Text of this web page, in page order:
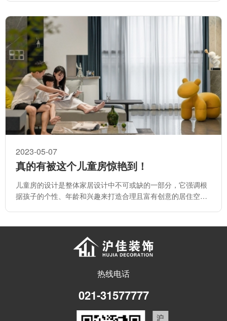
2023-05-07
真的有被这个儿童房惊艳到！
儿童房的设计是整体家居设计中不可或缺的一部分，它强调根
据孩子的个性、年龄和兴趣来打造合理且富有创意的居住空
热线电话
021-31577777